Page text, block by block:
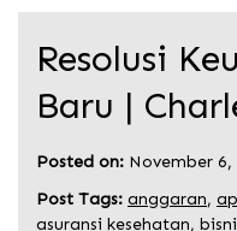
Resolusi
Baru |
Posted on: November 6,
Post Tags: anggaran,
asuransi kesehatan,